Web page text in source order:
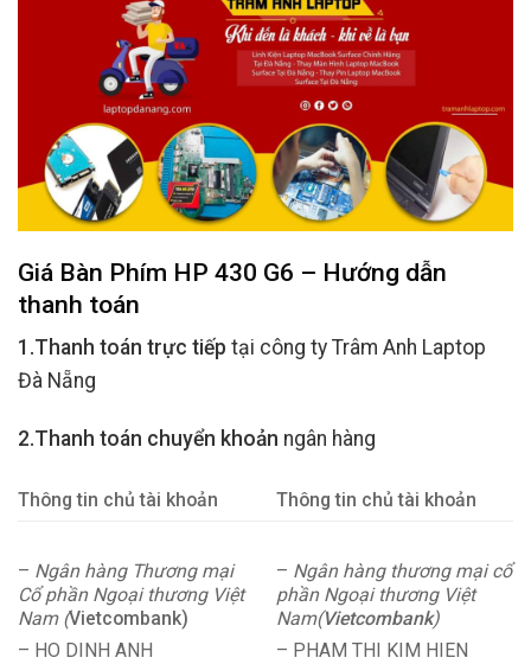
Giá Bàn Phím HP 430 G6 – Hướng dẫn
thanh toán
1.Thanh toán trực tiếp tại công ty Trâm Anh Laptop
Đà Nẵng
2.Thanh toán chuyển khoản ngân hàng
Thông tin chủ tài khoản Thông tin chủ tài khoản
– Ngân hàng Thương mại
Cổ phần Ngoại thương Việt
Nam (Vietcombank)
– HO DINH ANH
– Ngân hàng thương mại cổ
phần Ngoại thương Việt
Nam(Vietcombank)
– PHAM THI KIM HIEN